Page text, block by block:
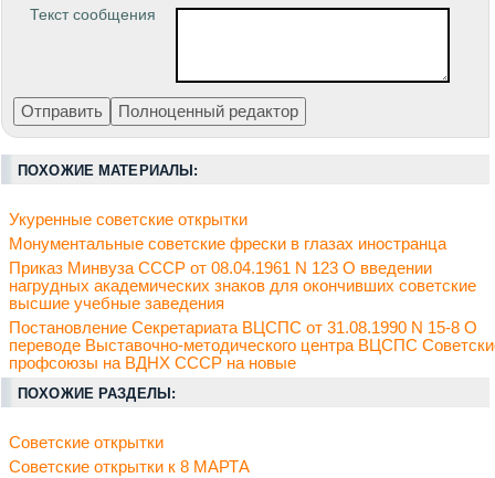
Текст сообщения
ПОХОЖИЕ МАТЕРИАЛЫ:
Укуренные советские открытки
Монументальные советские фрески в глазах иностранца
Приказ Минвуза СССР от 08.04.1961 N 123 О введении
нагрудных академических знаков для окончивших советские
высшие учебные заведения
Постановление Секретариата ВЦСПС от 31.08.1990 N 15-8 О
переводе Выставочно-методического центра ВЦСПС
профсоюзы на ВДНХ СССР на новые
ПОХОЖИЕ РАЗДЕЛЫ:
Советские открытки
Советские открытки к 8 МАРТА